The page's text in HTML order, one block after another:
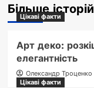
Більше історій
Цікаві факти
Арт деко:
елегантність
Олександр Троценко
Цікаві факти